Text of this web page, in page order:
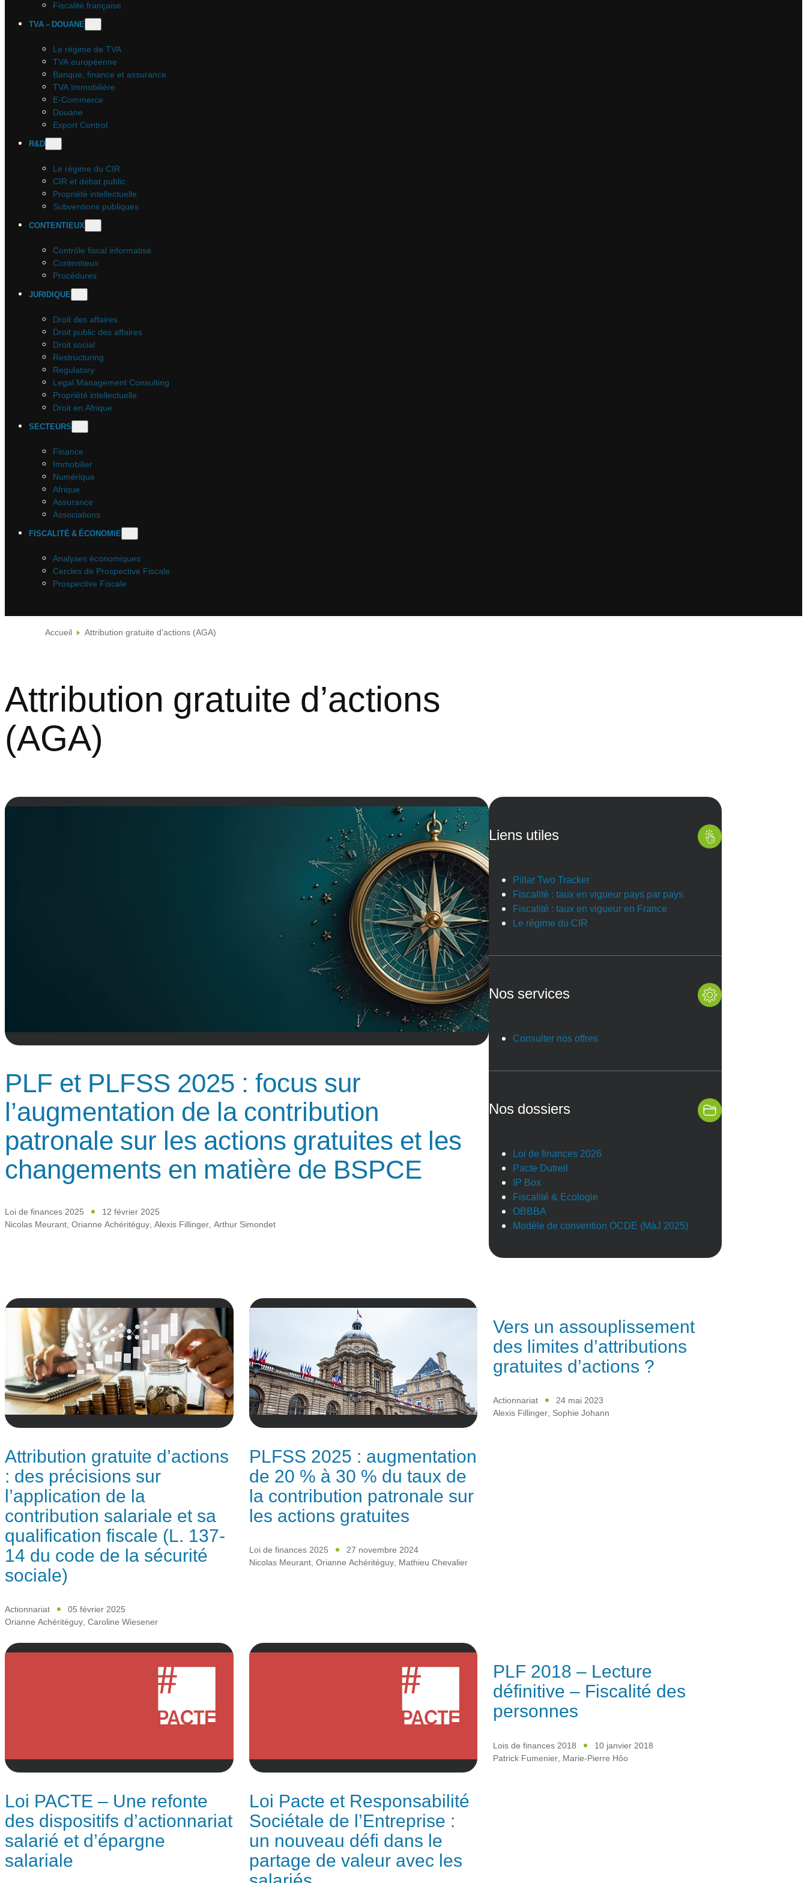
Fiscalité française
TVA – DOUANE
Le régime de TVA
TVA européenne
Banque, finance et assurance
TVA Immobilière
E-Commerce
Douane
Export Control
R&D
Le régime du CIR
CIR et débat public
Propriété intellectuelle
Subventions publiques
CONTENTIEUX
Contrôle fiscal informatisé
Contentieux
Procédures
JURIDIQUE
Droit des affaires
Droit public des affaires
Droit social
Restructuring
Regulatory
Legal Management Consulting
Propriété intellectuelle
Droit en Afrique
SECTEURS
Finance
Immobilier
Numérique
Afrique
Assurance
Associations
FISCALITÉ & ÉCONOMIE
Analyses économiques
Cercles de Prospective Fiscale
Prospective Fiscale
Accueil Attribution gratuite d’actions (AGA)
Attribution gratuite d’actions
(AGA)
PLF et PLFSS 2025 : focus sur
l’augmentation de la contribution
patronale sur les actions gratuites et les
changements en matière de BSPCE
Loi de finances 2025
12 février 2025
Nicolas Meurant, Orianne Achéritéguy, Alexis Fillinger, Arthur Simondet
Liens utiles
Pillar Two Tracker
Fiscalité : taux en vigueur pays par pays
Fiscalité : taux en vigueur en France
Le régime du CIR
Nos services
Consulter nos offres
Nos dossiers
Loi de finances 2026
Pacte Dutreil
IP Box
Fiscalité & Ecologie
OBBBA
Modèle de convention OCDE (MàJ 2025)
Attribution gratuite d’actions
: des précisions sur
l’application de la
contribution salariale et sa
qualification fiscale (L. 137-
14 du code de la sécurité
sociale)
Actionnariat
05 février 2025
Orianne Achéritéguy, Caroline Wiesener
PLFSS 2025 : augmentation
de 20 % à 30 % du taux de
la contribution patronale sur
les actions gratuites
Loi de finances 2025
27 novembre 2024
Nicolas Meurant, Orianne Achéritéguy, Mathieu Chevalier
Vers un assouplissement
des limites d’attributions
gratuites d’actions ?
Actionnariat
24 mai 2023
Alexis Fillinger, Sophie Johann
Loi PACTE – Une refonte
des dispositifs d’actionnariat
salarié et d’épargne
salariale
Loi Pacte et Responsabilité
Sociétale de l’Entreprise :
un nouveau défi dans le
partage de valeur avec les
PLF 2018 – Lecture
définitive – Fiscalité des
personnes
Lois de finances 2018
10 janvier 2018
Patrick Fumenier Marie-Pierre Hôo